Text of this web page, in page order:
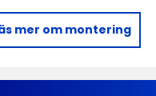
mer om montering